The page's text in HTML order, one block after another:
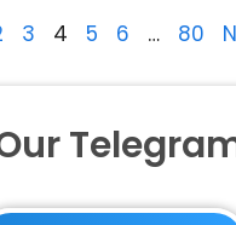
3 4 5 6 … 80